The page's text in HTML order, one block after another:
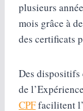
plusieurs
mois grâce à
des certificats
Des dispositifs
de
CPFfacilitent